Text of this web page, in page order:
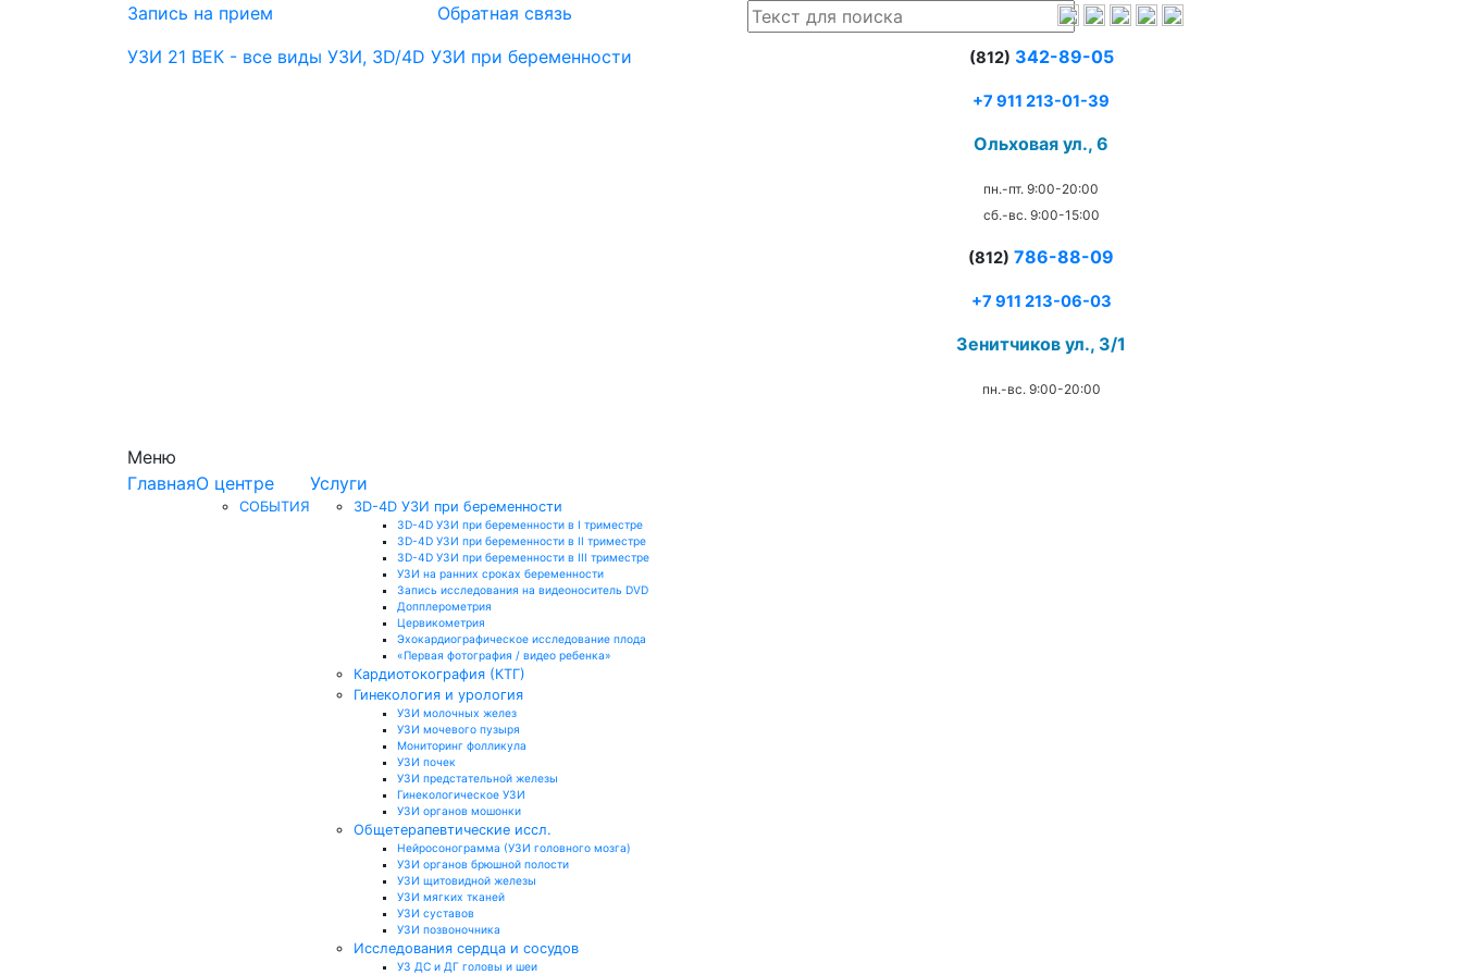
Запись на прием Обратная связь
УЗИ 21 ВЕК - все виды УЗИ, 3D/4D УЗИ при беременности (812) 342-89-05
+7 911 213-01-39
Ольховая ул., 6
пн.-пт. 9:00-20:00
сб.-вс. 9:00-15:00
(812) 786-88-09
+7 911 213-06-03
Зенитчиков ул., 3/1
пн.-вс. 9:00-20:00
Меню
ГлавнаяО центре
СОБЫТИЯ
Услуги
3D-4D УЗИ при беременности
3D-4D УЗИ при беременности в I триместре
3D-4D УЗИ при беременности в II триместре
3D-4D УЗИ при беременности в III триместре
УЗИ на ранних сроках беременности
Запись исследования на видеоноситель DVD
Допплерометрия
Цервикометрия
Эхокардиографическое исследование плода
«Первая фотография / видео ребенка»
Кардиотокография (КТГ)
Гинекология и урология
УЗИ молочных желез
УЗИ мочевого пузыря
Мониторинг фолликула
УЗИ почек
УЗИ предстательной железы
Гинекологическое УЗИ
УЗИ органов мошонки
Общетерапевтические иссл.
Нейросонограмма (УЗИ головного мозга)
УЗИ органов брюшной полости
УЗИ щитовидной железы
УЗИ мягких тканей
УЗИ суставов
УЗИ позвоночника
Исследования сердца и сосудов
УЗ ДС и ДГ головы и шеи